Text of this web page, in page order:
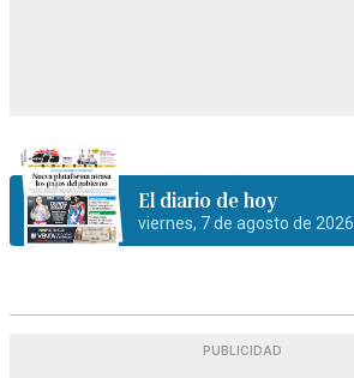
El diario de hoy
viernes, 7 de agosto de 2026
PUBLICIDAD